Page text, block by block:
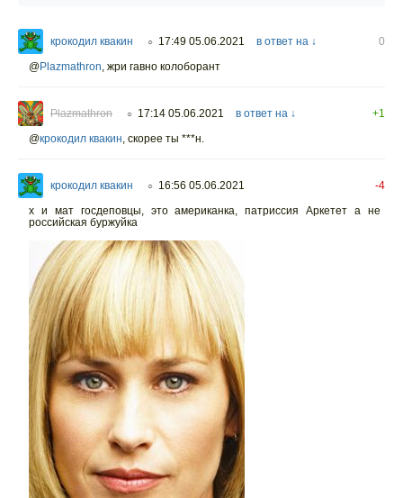
крокодил квакин ○ 17:49 05.06.2021 в ответ на ↓
0
@Plazmathron, жри гавно колоборант
Plazmathron ○ 17:14 05.06.2021 в ответ на ↓
+1
@крокодил квакин, скорее ты ***н.
крокодил квакин ○ 16:56 05.06.2021
-4
х и мат госдеповцы, это американка, патриссия Аркетет а не
российская буржуйка